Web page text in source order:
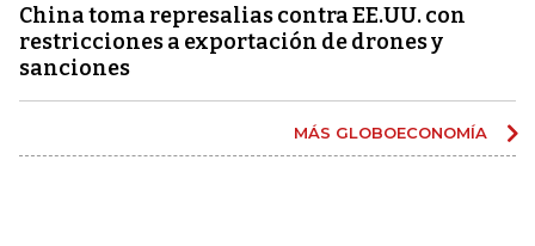
China toma represalias contra EE.UU. con
restricciones a exportación de drones y
sanciones
MÁS GLOBOECONOMÍA